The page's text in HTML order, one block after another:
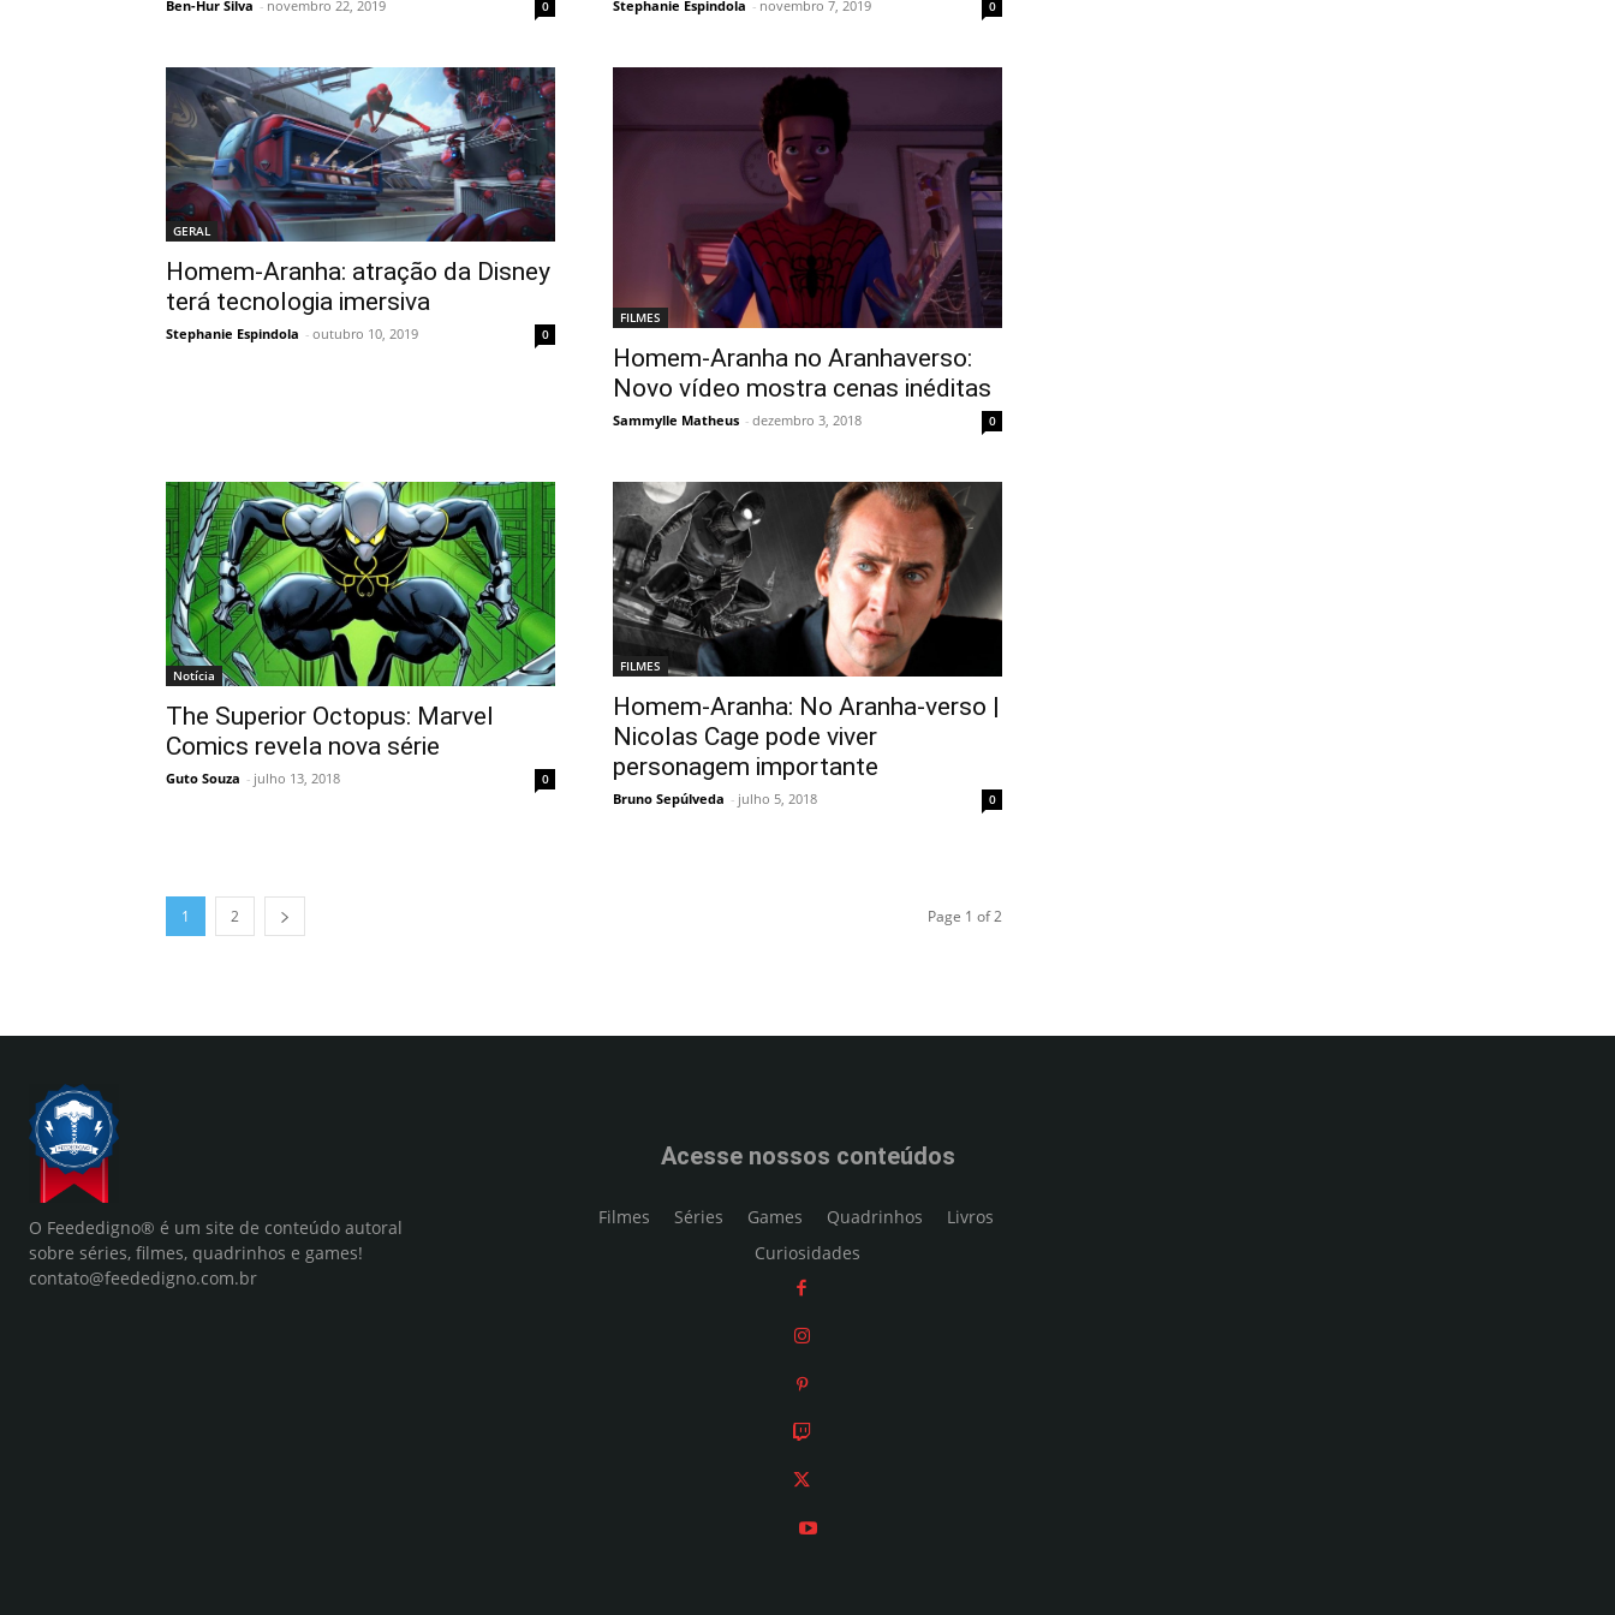
Ben-Hur Silva - novembro 22, 2019 0 Stephanie Espindola - novembro 7, 2019 0
GERAL
Homem-Aranha: atração da Disney
terá tecnologia imersiva
Stephanie Espindola - outubro 10, 2019 0
FILMES
Homem-Aranha no Aranhaverso:
Novo vídeo mostra cenas inéditas
Sammylle Matheus - dezembro 3, 2018 0
Notícia
The Superior Octopus: Marvel
Comics revela nova série
Guto Souza - julho 13, 2018 0
FILMES
Homem-Aranha: No Aranha-verso |
Nicolas Cage pode viver
personagem importante
Bruno Sepúlveda - julho 5, 2018 0
1 2 Page 1 of 2
O Feededigno® é um site de conteúdo autoral
sobre séries, filmes, quadrinhos e games!
contato@feededigno.com.br
Acesse nossos conteúdos
Filmes Séries Games Quadrinhos
Livros
Curiosidades